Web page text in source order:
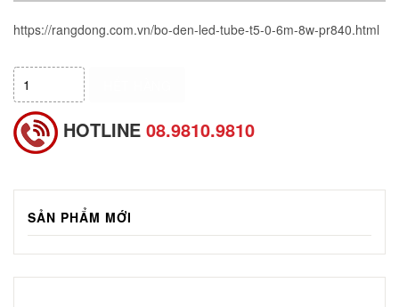
https://rangdong.com.vn/bo-den-led-tube-t5-0-6m-8w-pr840.html
HOTLINE 08.9810.9810
SẢN PHẨM MỚI